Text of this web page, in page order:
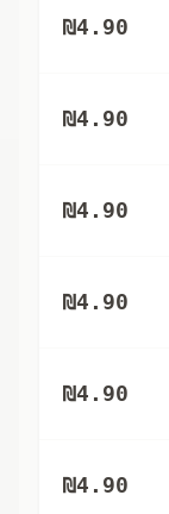
₪4.90
₪4.90
₪4.90
₪4.90
₪4.90
₪4.90